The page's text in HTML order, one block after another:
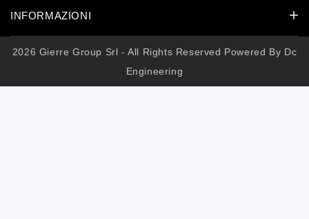
INFORMAZIONI
2026 Gierre Group Srl - All Rights Reserved Powered By Dc
Engineering